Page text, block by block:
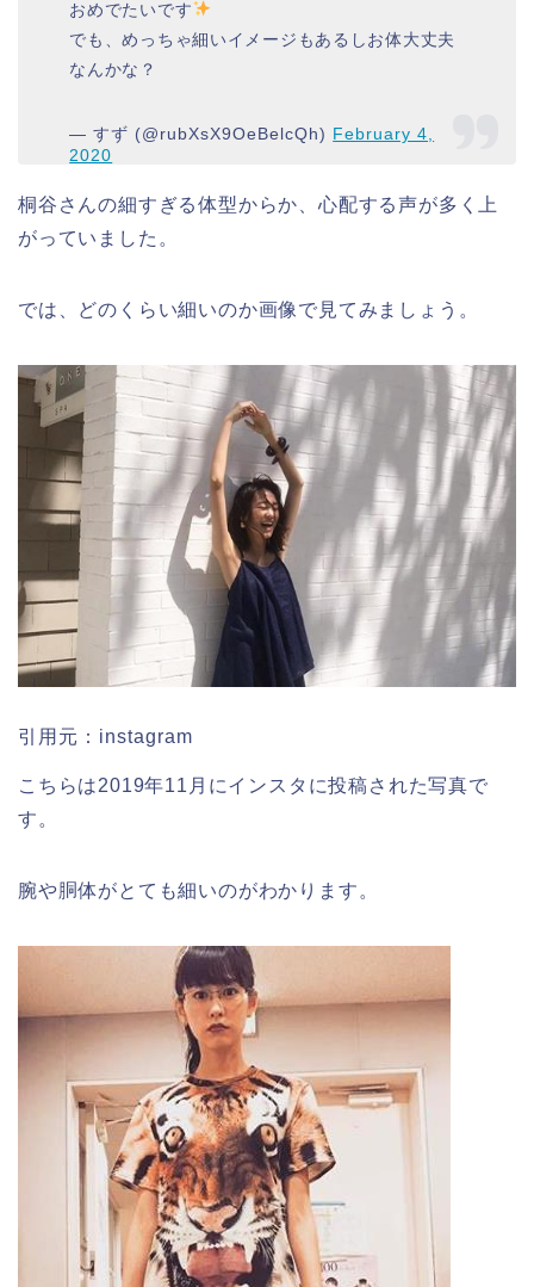
おめでたいです
でも、めっちゃ細いイメージもあるしお体大丈夫
なんかな？
— すず (@rubXsX9OeBelcQh) February 4,
2020
桐谷さんの細すぎる体型からか、心配する声が多く上
がっていました。
では、どのくらい細いのか画像で見てみましょう。
引用元：instagram
こちらは2019年11月にインスタに投稿された写真で
す。
腕や胴体がとても細いのがわかります。